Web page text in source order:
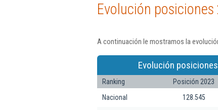
Evolución
A continuación le mostramos la
Evolución
Ranking Posición 2023
Nacional
128.545